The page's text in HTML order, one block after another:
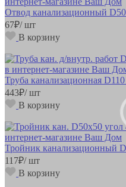
Отвод канализационный
67₽/ шт
В корзину
Труба канализационная
443₽/ шт
В корзину
Тройник канализационный
117₽/ шт
В корзину